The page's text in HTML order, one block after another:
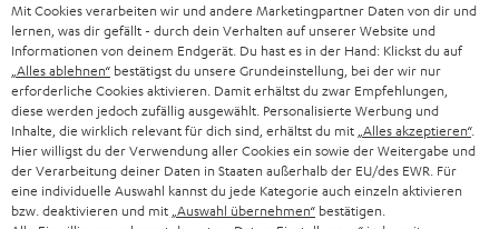
P
r
o
d
u
k
Hilfe zu diesem Produkt
I
n
Versandinfos
Mit Cookies verarbeiten wir und andere Marketingpartner Daten von dir und
lernen, was dir gefällt - durch dein Verhalten auf unserer Website und
Informationen von deinem Endgerät. Du hast es in der Hand: Klickst du auf
„Alles ablehnen“ bestätigst du unsere Grundeinstellung, bei der wir nur
erforderliche Cookies aktivieren. Damit erhältst du zwar Empfehlungen,
diese werden jedoch zufällig ausgewählt. Personalisierte Werbung und
Inhalte, die wirklich relevant für dich sind, erhältst du mit „Alles akzeptieren“.
Hier willigst du der Verwendung aller Cookies ein sowie der Weitergabe und
der Verarbeitung deiner Daten in Staaten außerhalb der EU/des EWR. Für
eine individuelle Auswahl kannst du jede Kategorie auch einzeln aktivieren
bzw. deaktivieren und mit „Auswahl übernehmen“ bestätigen.